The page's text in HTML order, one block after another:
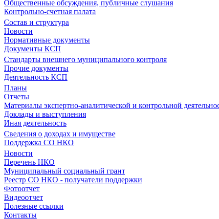
Общественные обсуждения, публичные слушания
Контрольно-счетная палата
Состав и структура
Новости
Нормативные документы
Документы КСП
Стандарты внешнего муниципального контроля
Прочие документы
Деятельность КСП
Планы
Отчеты
Материалы экспертно-аналитической и контрольной
Доклады и выступления
Иная деятельность
Сведения о доходах и имуществе
Поддержка СО НКО
Новости
Перечень НКО
Муниципальный социальный грант
Реестр СО НКО - получатели поддержки
Фотоотчет
Видеоотчет
Полезные ссылки
Контакты